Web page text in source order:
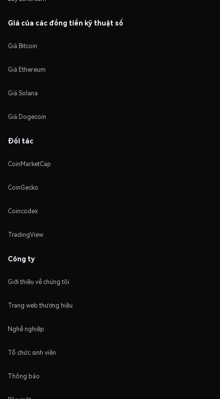
Giá của các đồng tiền kỹ thuật số
Giá Bitcoin
Giá Ethereum
Giá Solana
Giá Dogecoin
Đối tác
CoinMarketCap
CoinGecko
Coincodex
TradingView
Công ty
Giới thiệu về chúng tôi
Trang web thương hiệu
Nghề nghiệp
Tổ chức sinh viên
Thông báo